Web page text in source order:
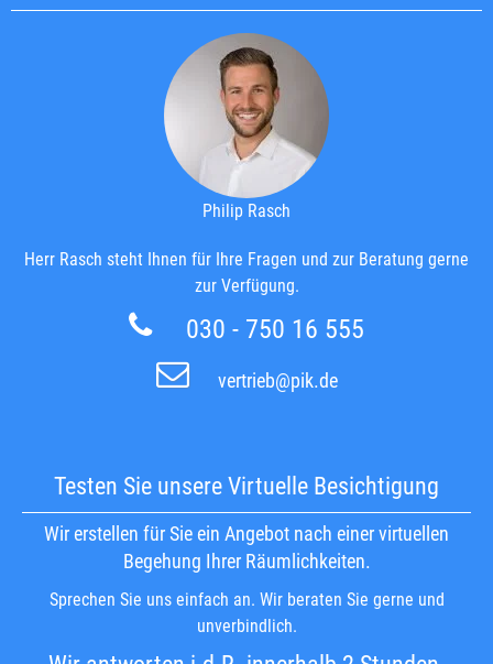
Philip Rasch
Herr Rasch steht Ihnen für Ihre Fragen und zur Beratung gerne
zur Verfügung.
030 - 750 16 555
vertrieb@pik.de
Testen Sie unsere Virtuelle Besichtigung
Wir erstellen für Sie ein Angebot nach einer virtuellen
Begehung Ihrer Räumlichkeiten.
Sprechen Sie uns einfach an. Wir beraten Sie gerne und
unverbindlich.